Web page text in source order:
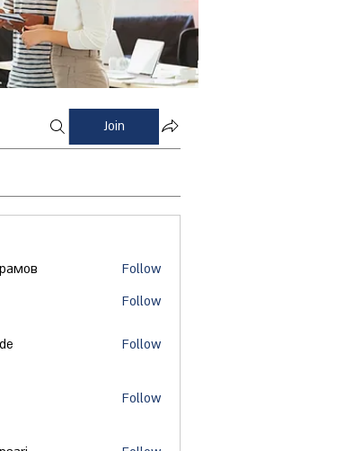
Join
Follow
Follow
Follow
Follow